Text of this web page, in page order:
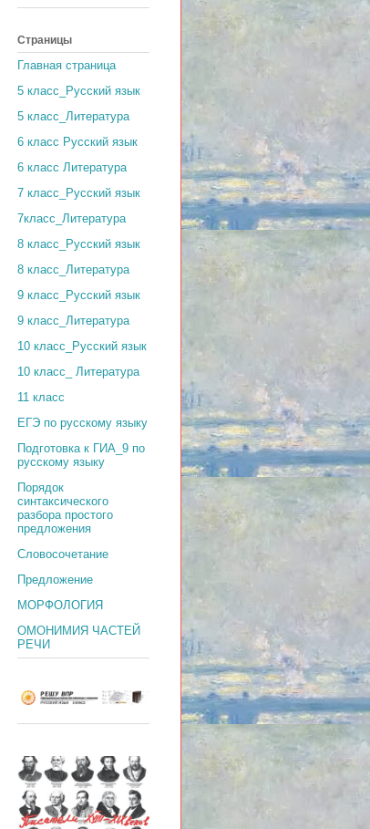
Страницы
Главная страница
5 класс_Русский язык
5 класс_Литература
6 класс Русский язык
6 класс Литература
7 класс_Русский язык
7класс_Литература
8 класс_Русский язык
8 класс_Литература
9 класс_Русский язык
9 класс_Литература
10 класс_Русский язык
10 класс_ Литература
11 класс
ЕГЭ по русскому языку
Подготовка к ГИА_9 по
русскому языку
Порядок
синтаксического
разбора простого
предложения
Словосочетание
Предложение
МОРФОЛОГИЯ
ОМОНИМИЯ ЧАСТЕЙ
РЕЧИ